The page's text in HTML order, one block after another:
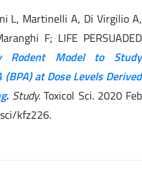
L, Martinelli A, Di Virgilio A,
F; LIFE PERSUADED
Rodent Model to Study
at Dose Levels Derived
.Study. Toxicol Sci. 2020 Feb
kfz226.